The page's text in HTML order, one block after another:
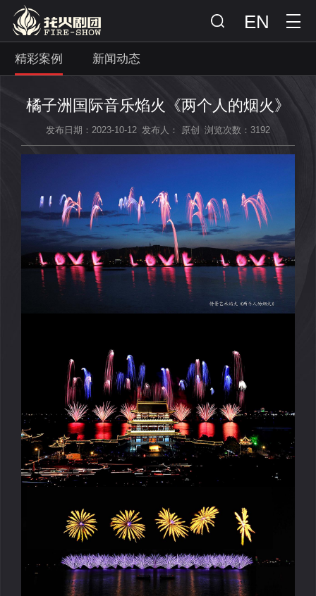
EN
精彩案例 新闻动态
橘子洲国际音乐焰火《两个人的烟火》
发布日期：2023-10-12 发布人： 原创 浏览次数：3192